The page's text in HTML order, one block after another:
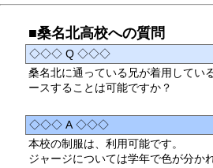
■桑名北高校への質問
◇◇◇ Q ◇◇◇
桑名北に通っている兄が着用してい
ースすることは可能ですか？
◇◇◇ A ◇◇◇
本校の制服は、利用可能です。
ジャージについては学年で色が分か